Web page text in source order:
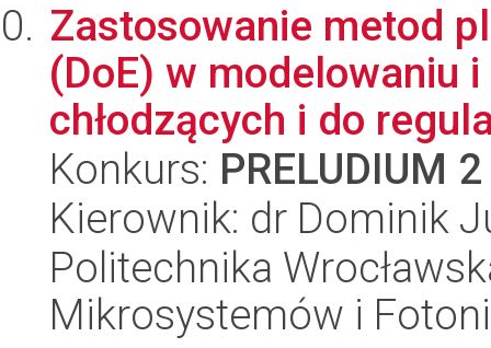
Zastosowanie metod
(DoE) w modelowaniu
chłodzących i do
Konkurs: PRELUDIUM 2
Kierownik: dr Dominik
Politechnika
Mikrosystemów i